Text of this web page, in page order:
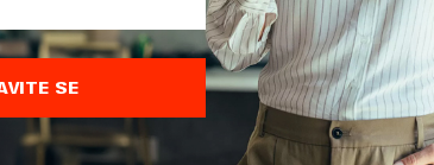
TREBA DA ZNATE
U VAŠ MEJL.
SE